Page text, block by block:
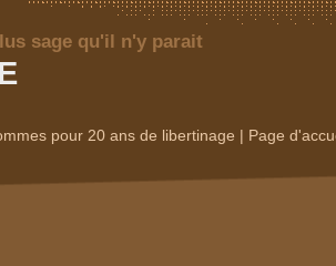
sage qu'il n'y parait
pour 20 ans de libertinage | Page